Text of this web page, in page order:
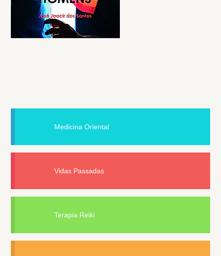
Medicina Oriental
Vidas Passadas
Terapia Reiki